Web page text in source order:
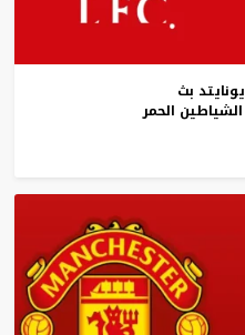
يونايتد بث
الشياطين الحمر